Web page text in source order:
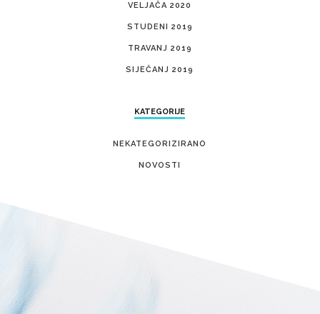
VELJAČA 2020
STUDENI 2019
TRAVANJ 2019
SIJEČANJ 2019
KATEGORIJE
NEKATEGORIZIRANO
NOVOSTI